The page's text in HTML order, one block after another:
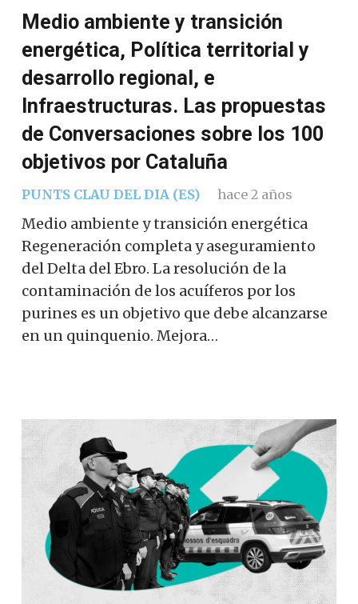
Medio ambiente y transición
energética, Política territorial y
desarrollo regional, e
Infraestructuras. Las propuestas
de Conversaciones sobre los 100
objetivos por Cataluña
PUNTS CLAU DEL DIA (ES) hace 2 años
Medio ambiente y transición energética
Regeneración completa y aseguramiento
del Delta del Ebro. La resolución de la
contaminación de los acuíferos por los
purines es un objetivo que debe alcanzarse
en un quinquenio. Mejora…